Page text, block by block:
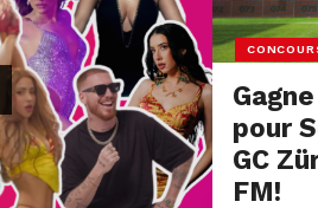
pour
GC
FM!